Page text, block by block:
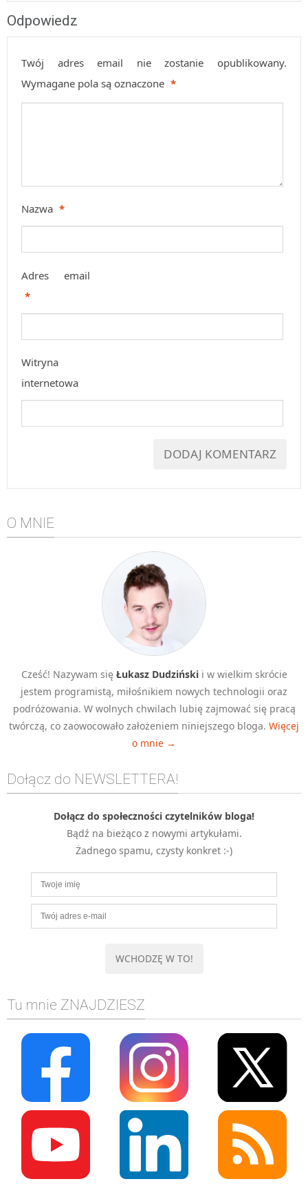
Odpowiedz
Twój adres email nie zostanie opublikowany.
Wymagane pola są oznaczone *
Nazwa *
Adres email
*
Witryna
internetowa
O MNIE
Cześć! Nazywam się Łukasz Dudzińskii w wielkim skrócie
jestem programistą, miłośnikiem nowych technologii oraz
podróżowania. W wolnych chwilach lubię zajmować się pracą
twórczą, co zaowocowało założeniem niniejszego bloga. Więcej
o mnie →
Dołącz do NEWSLETTERA!
Dołącz do społeczności czytelników bloga!
Bądź na bieżąco z nowymi artykułami.
Żadnego spamu, czysty konkret :-)
Tu mnie ZNAJDZIESZ